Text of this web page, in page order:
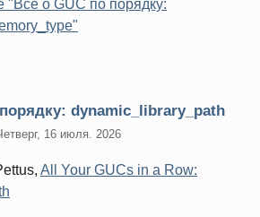
"Всё о GUC по порядку:
dynamic_library_path
16 июля. 2026
All Your GUCs in a Row: